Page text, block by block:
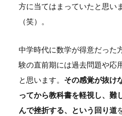
方に当てはまっていたと思い
（笑）。
中学時代に数学が得意だった
験の直前期には過去問題や応
と思います。 その感覚が抜け
ってから教科書を軽視し、難
んで挫折する、という回り道